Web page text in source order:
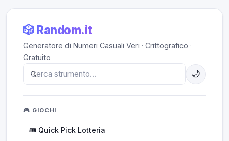
🎲 Random.it
Generatore di Numeri Casuali Veri · Crittografico ·
Gratuito
🌙
🎮 GIOCHI
🎟️ Quick Pick Lotteria